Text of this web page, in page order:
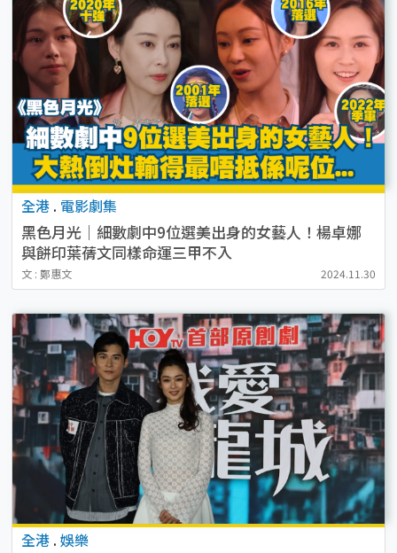
全港 . 電影劇集
黑色月光｜細數劇中9位選美出身的女藝人！楊卓娜
與餅印葉蒨文同樣命運三甲不入
文 : 鄭惠文 2024.11.30
全港 . 娛樂